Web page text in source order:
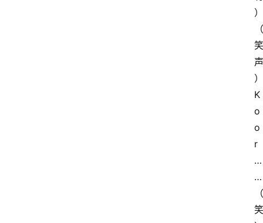
）
（
笑
声
）
K
o
o
r
…
…
（
笑